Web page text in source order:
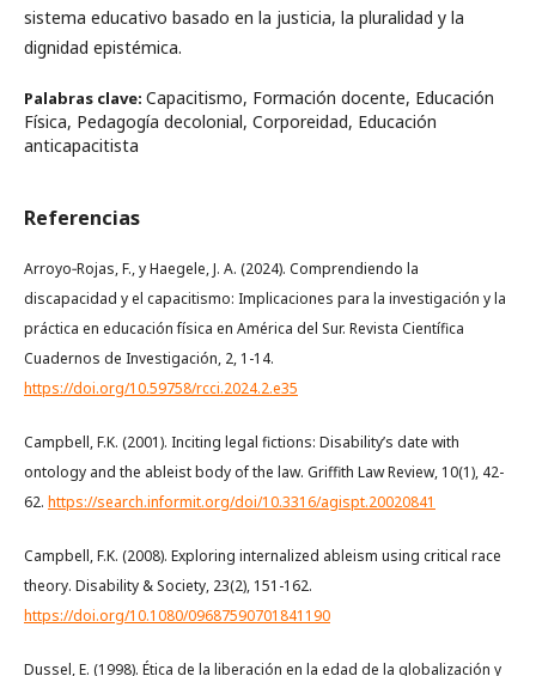
sistema educativo basado en la justicia, la pluralidad y la
dignidad epistémica.
Palabras clave: Capacitismo, Formación docente, Educación
Física, Pedagogía decolonial, Corporeidad, Educación
anticapacitista
Referencias
Arroyo‑Rojas, F., y Haegele, J. A. (2024). Comprendiendo la
discapacidad y el capacitismo: Implicaciones para la investigación y la
práctica en educación física en América del Sur. Revista Científica
Cuadernos de Investigación, 2, 1-14.
https://doi.org/10.59758/rcci.2024.2.e35
Campbell, F.K. (2001). Inciting legal fictions: Disability’s date with
ontology and the ableist body of the law. Griffith Law Review, 10(1), 42-
62. https://search.informit.org/doi/10.3316/agispt.20020841
Campbell, F.K. (2008). Exploring internalized ableism using critical race
theory. Disability & Society, 23(2), 151-162.
https://doi.org/10.1080/09687590701841190
Dussel, E. (1998). Ética de la liberación en la edad de la globalización y